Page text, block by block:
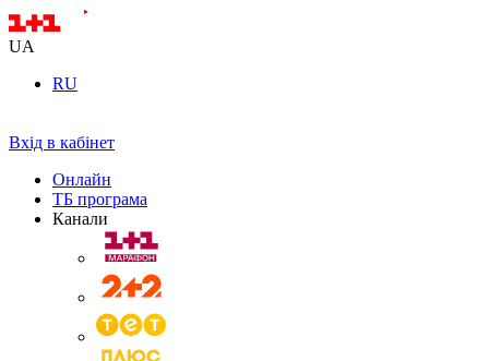
UA
RU
Вхід в кабінет
Онлайн
ТБ програма
Канали